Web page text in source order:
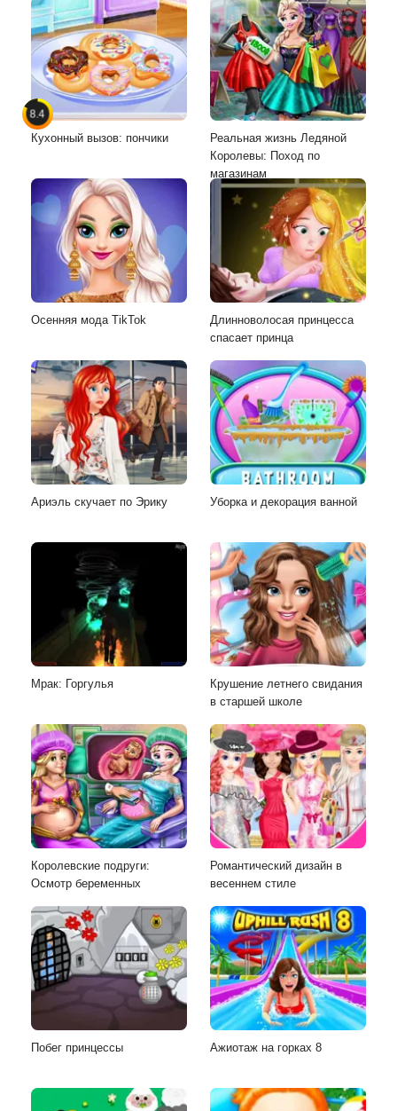
8.4
Кухонный вызов: пончики
Реальная жизнь Ледяной
Королевы: Поход по
магазинам
Осенняя мода TikTok
Длинноволосая принцесса
спасает принца
Ариэль скучает по Эрику Уборка и декорация ванной
Мрак: Горгулья
Крушение летнего свидания
в старшей школе
Королевские подруги:
Осмотр беременных
Романтический дизайн в
весеннем стиле
Побег принцессы Ажиотаж на горках 8